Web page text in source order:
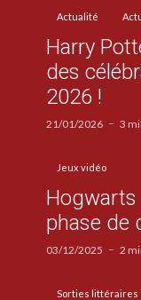
Actualité
Harry
des
2026 !
21/01/2026 3
Jeux vidéo
Hogwarts
phase de
03/12/2025 2
Sorties littéraires